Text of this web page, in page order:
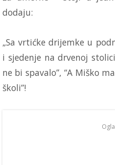
dodaju:
„Sa vrtićke drijemke u
i sjedenje na drvenoj
ne bi spavalo”, “A Miško
školi”!